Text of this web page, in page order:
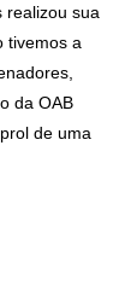
realizou sua
tivemos a
da OAB
de uma